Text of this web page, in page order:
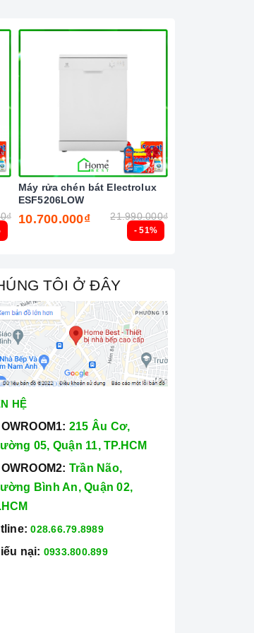
- 51%
Máy rửa chén bát Electrolux
ESF5206LOW
10.700.000₫ 21.990.000₫
TÔI Ở ĐÂY
HỆ
215 Âu Cơ,
05, Quận 11, TP.HCM
Trần Não,
Bình An, Quận 02,
028.66.79.8989
nại: 0933.800.899